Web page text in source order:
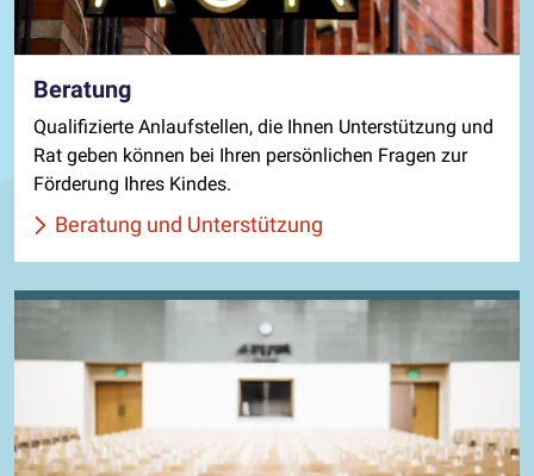
Beratung
Qualifizierte Anlaufstellen, die Ihnen Unterstützung und
Rat geben können bei Ihren persönlichen Fragen zur
Förderung Ihres Kindes.
Beratung und Unterstützung